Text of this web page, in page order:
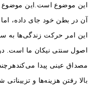
این موضوع است. این
آن در بطن خود جای داده،
این امر حرکت زندگی‌ها به
اصول سنتی نیکان ما است.
مصداق عینی پیدا
بالا رفتن هزینه‌ها و